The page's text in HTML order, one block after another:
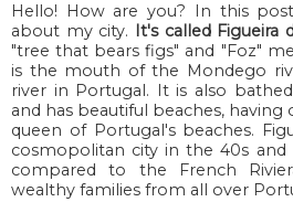
Hello! How are you? In this
about my city. It's called Figueira
"tree that bears figs" and "Foz"
is the mouth of the Mondego
river in Portugal. It is also
and has beautiful beaches,
queen of Portugal's beaches.
cosmopolitan city in the 40s
compared to the French
wealthy families from all over